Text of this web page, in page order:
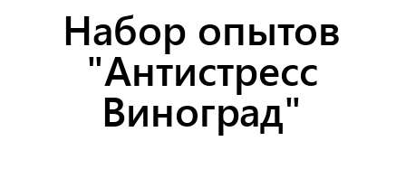
Набор опытов
"Антистресс
Виноград"